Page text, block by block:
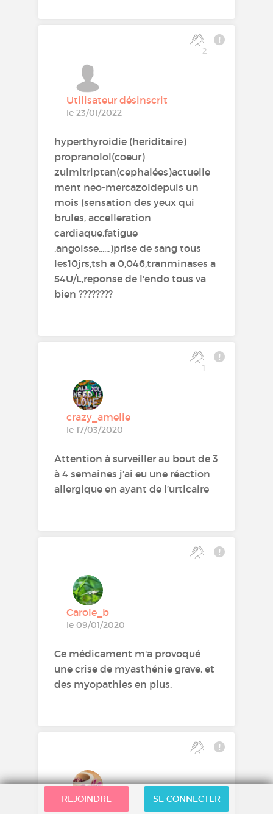
2
Utilisateur désinscrit
le 23/01/2022
hyperthyroidie (heriditaire)
propranolol(coeur)
zulmitriptan(cephalées)actuelle
ment neo-mercazoldepuis un
mois (sensation des yeux qui
brules, accelleration
cardiaque,fatigue
,angoisse,.....)prise de sang tous
les10jrs,tsh a 0,046,tranminases a
54U/L,reponse de l'endo tous va
bien ????????
1
crazy_amelie
le 17/03/2020
Attention à surveiller au bout de 3
à 4 semaines j’ai eu une réaction
allergique en ayant de l’urticaire
Carole_b
le 09/01/2020
Ce médicament m'a provoqué
une crise de myasthénie grave, et
des myopathies en plus.
REJOINDRE SE CONNECTER